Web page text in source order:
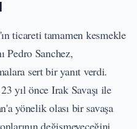
ticareti tamamen kesmekle
Pedro Sanchez,
sert bir yanıt verdi.
yıl önce Irak Savaşı ile
yönelik olası bir savaşa
değişmeyeceğini